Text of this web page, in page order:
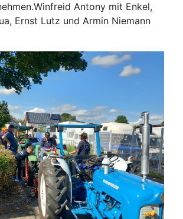
Antony mit Enkel,
Ernst Lutz und Armin Niemann